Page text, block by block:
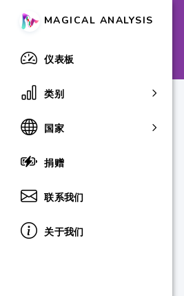
MAGICAL ANALYSIS
仪表板
类别
国家
捐赠
联系我们
关于我们